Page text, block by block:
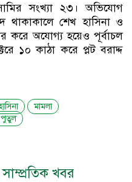
সংখ্যা ২৩। অভিযোগ
থাকাকালে শেখ হাসিনা ও
করে অযোগ্য হয়েও পূর্বাচল
১০ কাঠা করে প্লট বরাদ্দ
মামলা
পুতুল
খবর